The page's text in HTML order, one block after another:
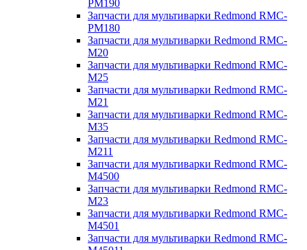
PM190
Запчасти для мультиварки Redmond RMC-
PM180
Запчасти для мультиварки Redmond RMC-
M20
Запчасти для мультиварки Redmond RMC-
M25
Запчасти для мультиварки Redmond RMC-
M21
Запчасти для мультиварки Redmond RMC-
M35
Запчасти для мультиварки Redmond RMC-
M211
Запчасти для мультиварки Redmond RMC-
M4500
Запчасти для мультиварки Redmond RMC-
M23
Запчасти для мультиварки Redmond RMC-
M4501
Запчасти для мультиварки Redmond RMC-